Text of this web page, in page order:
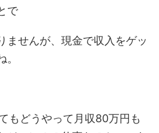
で
ませんが、現金で収入をゲッ
もどうやって月収80万円も